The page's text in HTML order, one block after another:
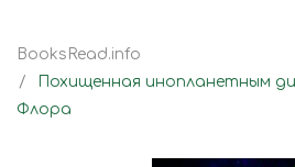
BooksRead.info
Похищенная инопланетным
Флора